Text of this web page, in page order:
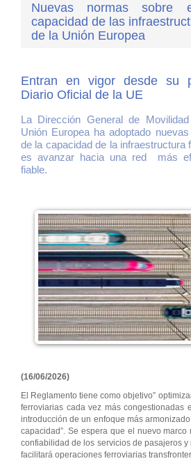
Nuevas normas
capacidad de las
de la Unión Europea
Entran en vigor desde su
Diario Oficial de la UE
La Dirección General de
Unión Europea ha adoptado
de la capacidad de la infraestructura
es avanzar hacia una red más
fiable.
(16/06/2026)
El Reglamento tiene como objetivo”
ferroviarias cada vez más congestionadas
introducción de un enfoque más
capacidad”. Se espera que el nuevo
confiabilidad de los servicios de pasajeros
facilitará operaciones ferroviarias